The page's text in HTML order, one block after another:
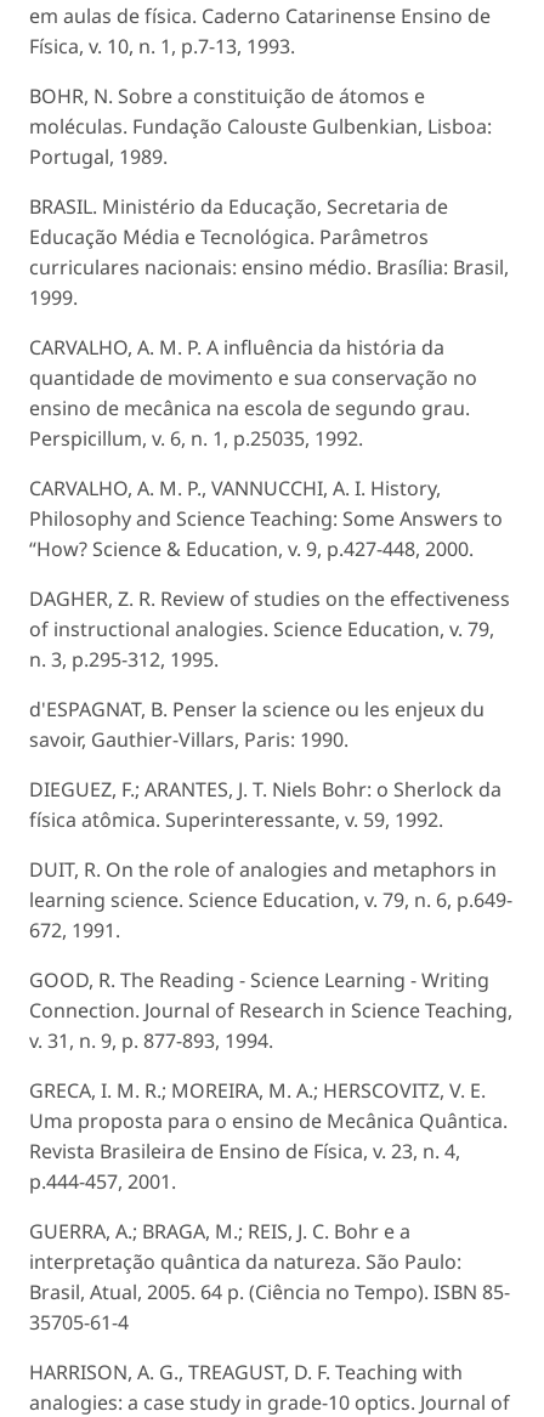
em aulas de física. Caderno Catarinense Ensino de
Física, v. 10, n. 1, p.7-13, 1993.
BOHR, N. Sobre a constituição de átomos e
moléculas. Fundação Calouste Gulbenkian, Lisboa:
Portugal, 1989.
BRASIL. Ministério da Educação, Secretaria de
Educação Média e Tecnológica. Parâmetros
curriculares nacionais: ensino médio. Brasília: Brasil,
1999.
CARVALHO, A. M. P. A influência da história da
quantidade de movimento e sua conservação no
ensino de mecânica na escola de segundo grau.
Perspicillum, v. 6, n. 1, p.25035, 1992.
CARVALHO, A. M. P., VANNUCCHI, A. I. History,
Philosophy and Science Teaching: Some Answers to
“How? Science & Education, v. 9, p.427-448, 2000.
DAGHER, Z. R. Review of studies on the effectiveness
of instructional analogies. Science Education, v. 79,
n. 3, p.295-312, 1995.
d'ESPAGNAT, B. Penser la science ou les enjeux du
savoir, Gauthier-Villars, Paris: 1990.
DIEGUEZ, F.; ARANTES, J. T. Niels Bohr: o Sherlock da
física atômica. Superinteressante, v. 59, 1992.
DUIT, R. On the role of analogies and metaphors in
learning science. Science Education, v. 79, n. 6, p.649-
672, 1991.
GOOD, R. The Reading - Science Learning - Writing
Connection. Journal of Research in Science Teaching,
v. 31, n. 9, p. 877-893, 1994.
GRECA, I. M. R.; MOREIRA, M. A.; HERSCOVITZ, V. E.
Uma proposta para o ensino de Mecânica Quântica.
Revista Brasileira de Ensino de Física, v. 23, n. 4,
p.444-457, 2001.
GUERRA, A.; BRAGA, M.; REIS, J. C. Bohr e a
interpretação quântica da natureza. São Paulo:
Brasil, Atual, 2005. 64 p. (Ciência no Tempo). ISBN 85-
35705-61-4
HARRISON, A. G., TREAGUST, D. F. Teaching with
analogies: a case study in grade-10 optics. Journal of